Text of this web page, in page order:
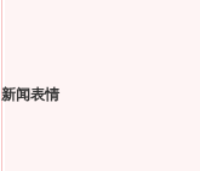
新闻表情